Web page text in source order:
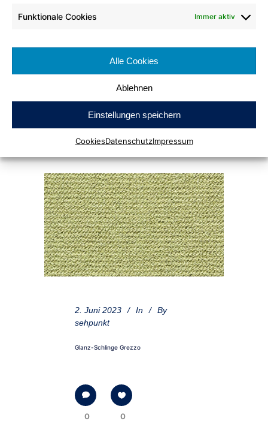
Funktionale Cookies Immer aktiv
Alle Cookies
Ablehnen
Einstellungen speichern
CookiesDatenschutzImpressum
sehpunkt
0 0
2. Juni 2023 In
By
sehpunkt
Glanz-Schlinge Grezzo
0 0